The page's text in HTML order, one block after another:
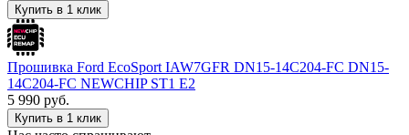
Купить в 1 клик
Прошивка Ford EcoSport IAW7GFR DN15-14C204-FC DN15-
14C204-FC NEWCHIP ST1 E2
5 990 руб.
Купить в 1 клик